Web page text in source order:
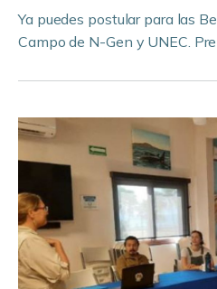
Ya puedes postular para las
Campo de N-Gen y UNEC.